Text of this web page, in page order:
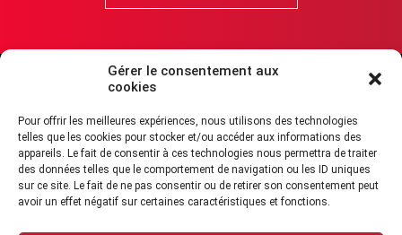
Gérer le consentement aux
cookies
Pour offrir les meilleures expériences, nous utilisons des technologies
telles que les cookies pour stocker et/ou accéder aux informations des
appareils. Le fait de consentir à ces technologies nous permettra de traiter
des données telles que le comportement de navigation ou les ID uniques
sur ce site. Le fait de ne pas consentir ou de retirer son consentement peut
avoir un effet négatif sur certaines caractéristiques et fonctions.
Acceptable Use Policy GDPR compliance Accessibility Report Abuse